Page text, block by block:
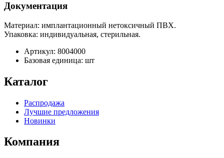
Документация
Материал: имплантационный нетоксичный ПВХ.
Упаковка: индивидуальная, стерильная.
Артикул: 8004000
Базовая единица: шт
Каталог
Распродажа
Лучшие предложения
Новинки
Компания